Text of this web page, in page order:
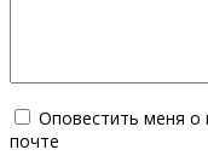
Оповестить меня о
почте